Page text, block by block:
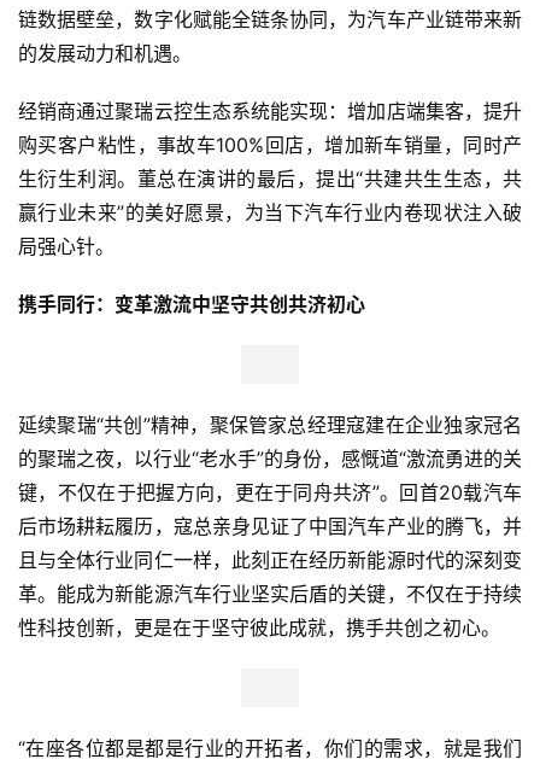
首
页
新
商
链数据壁垒，数字化赋能全链条协同，为汽车产业链带来新
的发展动力和机遇。
经销商通过聚瑞云控生态系统能实现：增加店端集客，提升
购买客户粘性，事故车100%回店，增加新车销量，同时产
生衍生利润。董总在演讲的最后，提出“共建共生生态，共
赢行业未来”的美好愿景，为当下汽车行业内卷现状注入破
局强心针。
携手同行：变革激流中坚守共创共济初心
延续聚瑞“共创”精神，聚保管家总经理寇建在企业独家冠名
的聚瑞之夜，以行业“老水手”的身份，感慨道“激流勇进的关
键，不仅在于把握方向，更在于同舟共济”。回首20载汽车
后市场耕耘履历，寇总亲身见证了中国汽车产业的腾飞，并
且与全体行业同仁一样，此刻正在经历新能源时代的深刻变
革。能成为新能源汽车行业坚实后盾的关键，不仅在于持续
性科技创新，更是在于坚守彼此成就，携手共创之初心。
“在座各位都是都是行业的开拓者，你们的需求，就是我们